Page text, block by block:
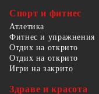
Спорт и фитнес
Атлетика
Фитнес и упражнения
Отдих на открито
Отдих на открито
Игри на закрито
Здраве и красота